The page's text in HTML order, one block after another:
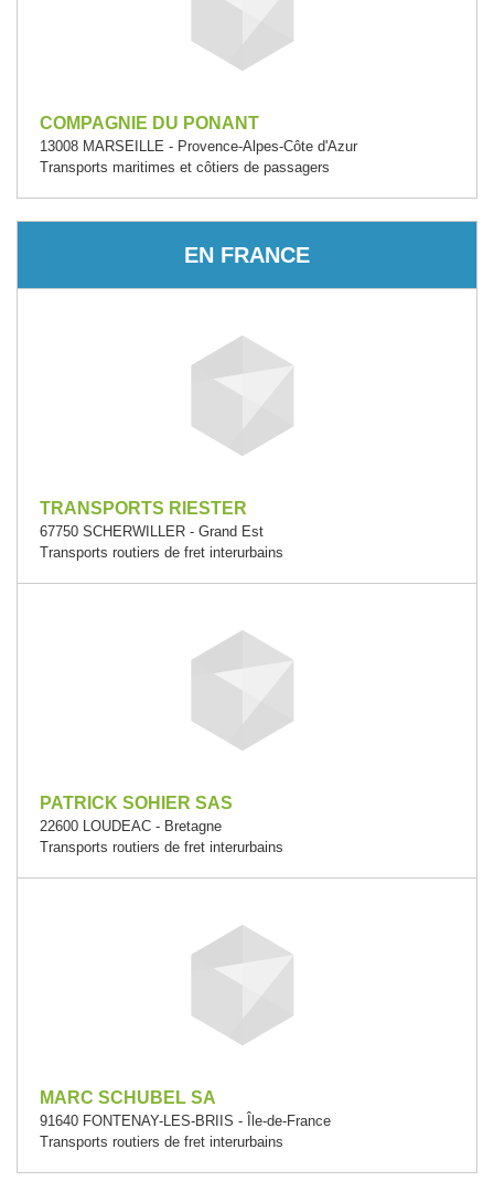
COMPAGNIE DU PONANT
13008 MARSEILLE - Provence-Alpes-Côte d'Azur
Transports maritimes et côtiers de passagers
EN FRANCE
TRANSPORTS RIESTER
67750 SCHERWILLER - Grand Est
Transports routiers de fret interurbains
PATRICK SOHIER SAS
22600 LOUDEAC - Bretagne
Transports routiers de fret interurbains
MARC SCHUBEL SA
91640 FONTENAY-LES-BRIIS - Île-de-France
Transports routiers de fret interurbains